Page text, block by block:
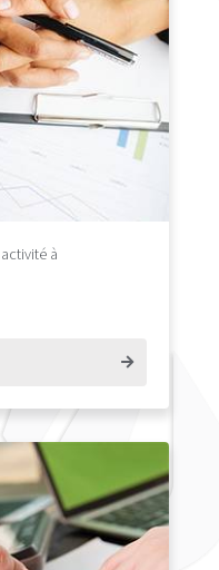
à